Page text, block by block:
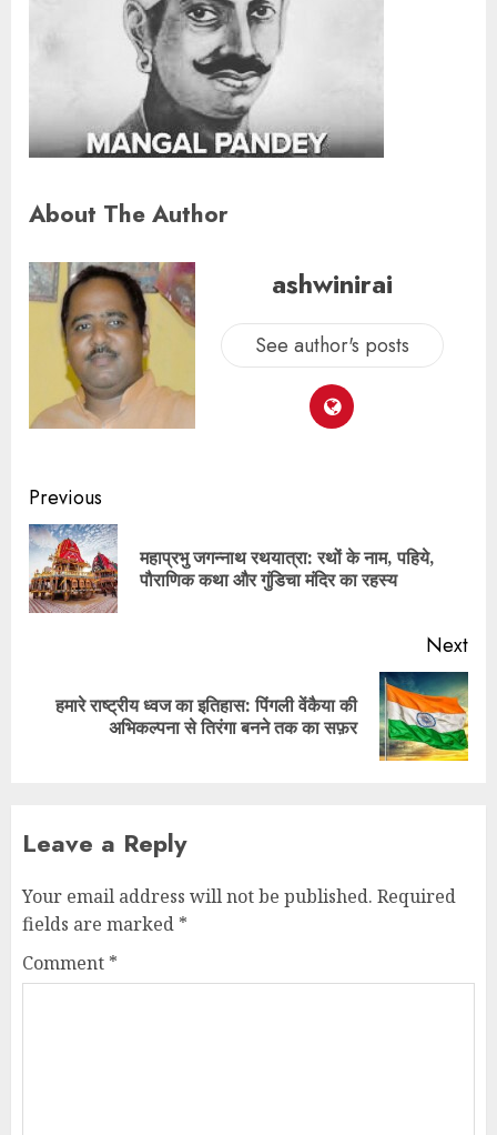
About The Author
ashwinirai
See author's posts
Previous
महाप्रभु जगन्नाथ रथयात्रा: रथों के नाम, पहिये,
पौराणिक कथा और गुंडिचा मंदिर का रहस्य
Next
हमारे राष्ट्रीय ध्वज का इतिहास: पिंगली वेंकैया की
अभिकल्पना से तिरंगा बनने तक का सफ़र
Leave a Reply
Your email address will not be published. Required
fields are marked *
Comment *